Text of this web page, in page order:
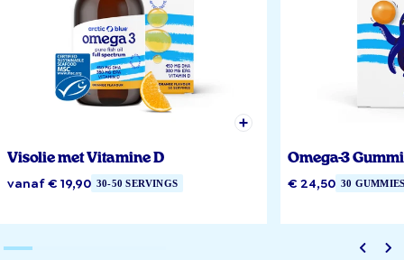
Visolie met Vitamine D
vanaf € 19,90 30-50 SERVINGS
Omega-3
€ 24,50 30